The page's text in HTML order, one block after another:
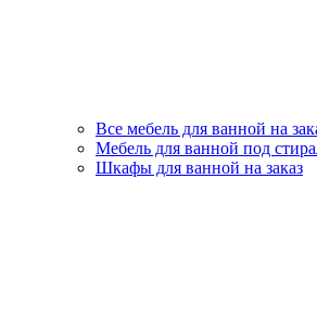
Все мебель для ванной на
Мебель для ванной под
Шкафы для ванной на заказ